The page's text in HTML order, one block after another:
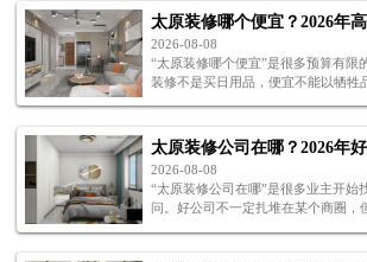
2026-08-08
“太原装修哪个便宜”是很多预算有限
装修不是买日用品，便宜不能以牺牲
2026-08-08
“太原装修公司在哪”是很多业主开始
问。好公司不一定扎堆在某个商圈，